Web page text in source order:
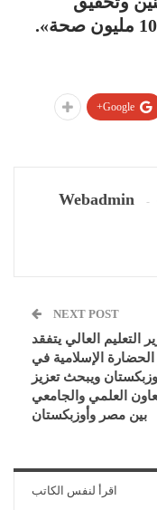
Google+
Webadmin
NEXT POST
التعليم العالي يتفقد
الإسلامية في
أوزبكستان ويبحث تعزيز
العلمي والجامعي
بين مصر وأوزبكستان
اقرأ لنفس الكاتب